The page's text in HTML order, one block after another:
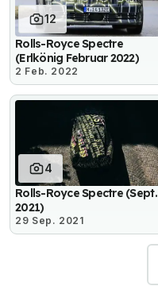
12
Rolls-Royce Spectre
(Erlkönig Februar 2022)
2 Feb. 2022
4
Rolls-Royce Spectre (Sept.
2021)
29 Sep. 2021